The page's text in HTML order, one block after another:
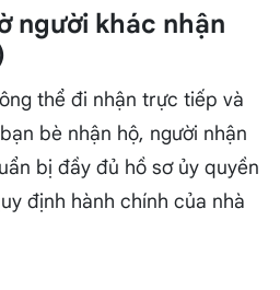
người khác nhận
thể đi nhận trực tiếp và
bè nhận hộ, người nhận
bị đầy đủ hồ sơ ủy quyền
định hành chính của nhà